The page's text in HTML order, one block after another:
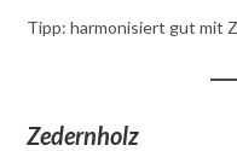
Tipp: harmonisiert gut mit
Zedernholz